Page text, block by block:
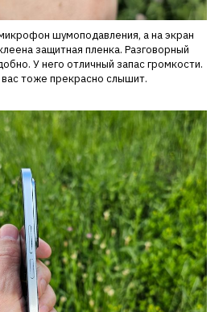
шумоподавления, а на экран
защитная пленка. Разговорный
У него отличный запас громкости.
тоже прекрасно слышит.